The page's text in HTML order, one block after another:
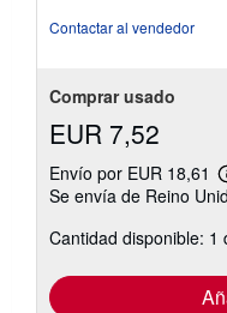
Contactar al vendedor
Comprar usado
EUR 7,52
Envío por EUR 18,61
Se envía de Reino
Cantidad disponible: 1